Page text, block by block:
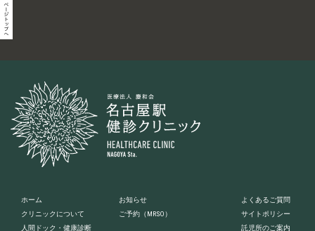
ホーム
クリニックについて
人間ドック・健康診断
お知らせ
ご予約 （MRSO）
よくあるご質問
サイトポリシー
託児所のご案内